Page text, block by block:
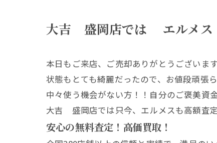
大吉 盛岡店では エルメス
本日もご来店、ご売却ありがとうございま
状態もとても綺麗だったので、お値段頑張
中々使う機会がない方！！自分のご褒美資
大吉 盛岡店では只今、エルメスも高額査
安心の無料査定！高価買取！